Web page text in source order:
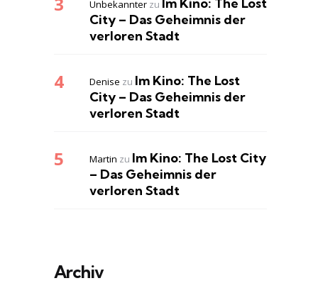
Unbekannter zu
City – Das Geheimnis der
verloren Stadt
Denise zu Im Kino: The Lost
City – Das Geheimnis der
verloren Stadt
Martin zu Im Kino: The Lost City
– Das Geheimnis der
verloren Stadt
Archiv